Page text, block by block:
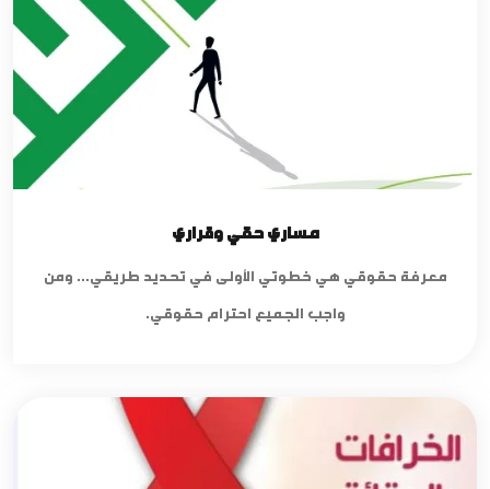
مساري حقي وقراري
معرفة حقوقي هي خطوتي الأولى في تحديد طريقي... ومن
واجب الجميع احترام حقوقي.